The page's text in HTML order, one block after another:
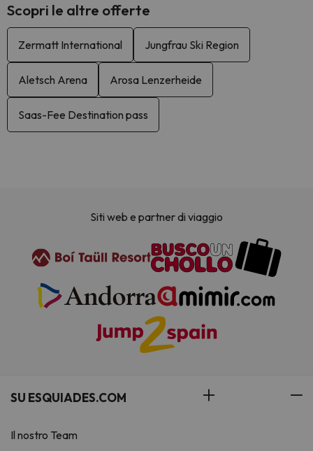
Scopri le altre offerte
Zermatt International Jungfrau Ski Region
Aletsch Arena Arosa Lenzerheide
Saas-Fee Destination pass
Siti web e partner di viaggio
SU ESQUIADES.COM
Il nostro Team